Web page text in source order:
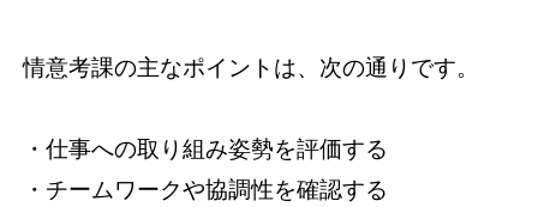
情意考課の主なポイントは、次の通りです。
・仕事への取り組み姿勢を評価する
・チームワークや協調性を確認する